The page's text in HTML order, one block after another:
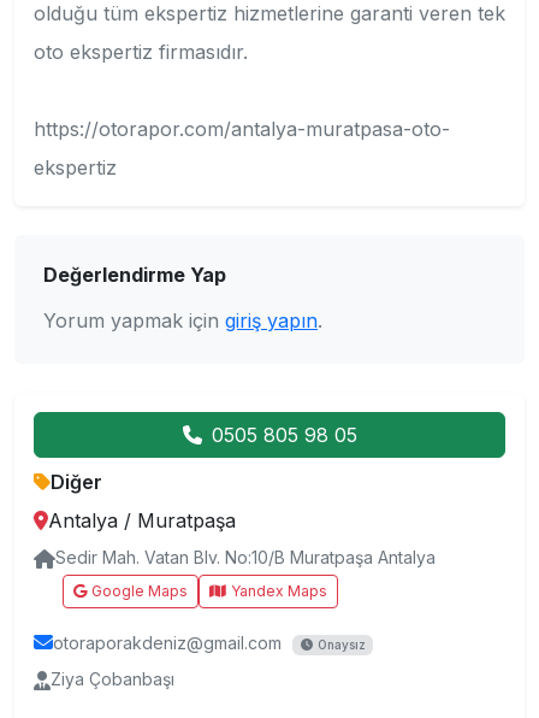
olduğu tüm ekspertiz hizmetlerine garanti veren tek
oto ekspertiz firmasıdır.
https://otorapor.com/antalya-muratpasa-oto-
ekspertiz
Değerlendirme Yap
Yorum yapmak için giriş yapın.
0505 805 98 05
Diğer
Antalya / Muratpaşa
Sedir Mah. Vatan Blv. No:10/B Muratpaşa Antalya
Google Maps Yandex Maps
otoraporakdeniz@gmail.com Onaysız
Ziya Çobanbaşı